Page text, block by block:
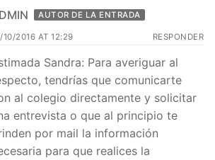
AUTOR DE LA ENTRADA
10/2016 AT 12:29 RESPONDER
Sandra: Para averiguar al
tendrías que comunicarte
al colegio directamente y solicitar
entrevista o que al principio te
por mail la información
para que realices la